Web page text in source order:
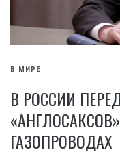
В МИРЕ
В РОССИИ
ГАЗОПРОВОДАХ